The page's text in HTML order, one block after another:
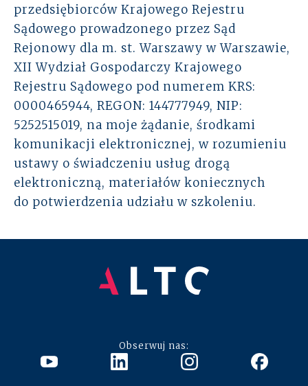
Rozwiązania
Zespół
Dołącz do nas
Dlaczego ALTO
Case studies
Baza wiedzy
ALTOstratus
Kontakt
przedsiębiorców Krajowego Rejestru
Sądowego prowadzonego przez Sąd
Rejonowy dla m. st. Warszawy w Warszawie,
XII Wydział Gospodarczy Krajowego
Rejestru Sądowego pod numerem KRS:
0000465944, REGON: 144777949, NIP:
5252515019, na moje żądanie, środkami
komunikacji elektronicznej, w rozumieniu
ustawy o świadczeniu usług drogą
elektroniczną, materiałów koniecznych
do potwierdzenia udziału w szkoleniu.
Obserwuj nas: